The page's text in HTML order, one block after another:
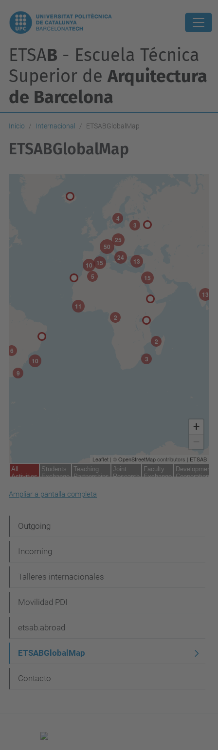
ETSAB - Escuela Técnica
Superior de Arquitectura
de Barcelona
Inicio Internacional ETSABGlobalMap
ETSABGlobalMap
Ampliar a pantalla completa
a
v
g
a
i
ó
Outgoing
Incoming
Talleres internacionales
Movilidad PDI
etsab.abroad
ETSABGlobalMap
Contacto